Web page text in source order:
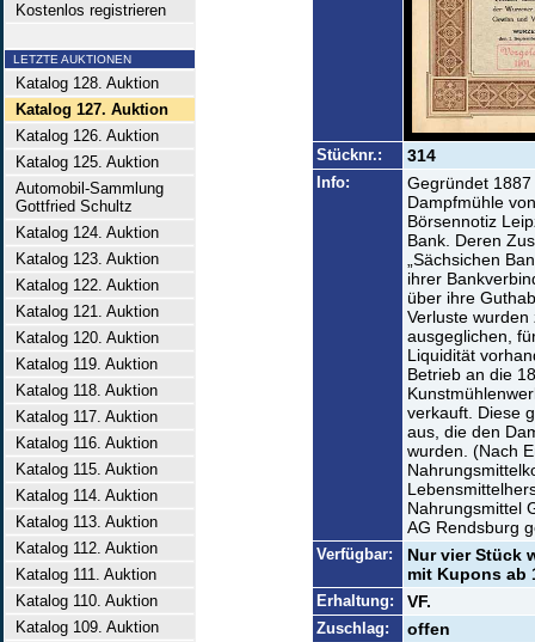
Kostenlos registrieren
LETZTE AUKTIONEN
Katalog 128. Auktion
Katalog 127. Auktion
Katalog 126. Auktion
Katalog 125. Auktion
Automobil-Sammlung
Gottfried Schultz
Katalog 124. Auktion
Katalog 123. Auktion
Katalog 122. Auktion
Katalog 121. Auktion
Katalog 120. Auktion
Katalog 119. Auktion
Katalog 118. Auktion
Katalog 117. Auktion
Katalog 116. Auktion
Katalog 115. Auktion
Katalog 114. Auktion
Katalog 113. Auktion
Katalog 112. Auktion
Katalog 111. Auktion
Katalog 110. Auktion
Katalog 109. Auktion
Stücknr.: 314
Info:
Gegründet
Dampfmühle
Börsennotiz
Bank. Deren
„Sächsichen
ihrer
über ihre
Verluste
ausgeglichen,
Liquidität
Betrieb an die
verkauft. Diese
aus, die den
wurden. (Nach
Nahrungsmittel
AG Rendsburg
Verfügbar:
Nur vier Stück
mit Kupons ab
Erhaltung: VF.
Zuschlag: offen